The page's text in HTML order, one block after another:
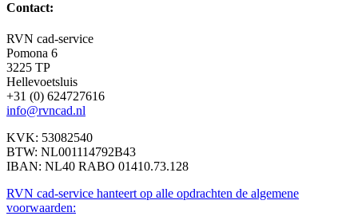
Contact:
RVN cad-service
Pomona 6
3225 TP
Hellevoetsluis
+31 (0) 624727616
info@rvncad.nl
KVK: 53082540
BTW: NL001114792B43
IBAN: NL40 RABO 01410.73.128
RVN cad-service hanteert op alle opdrachten de algemene
voorwaarden: